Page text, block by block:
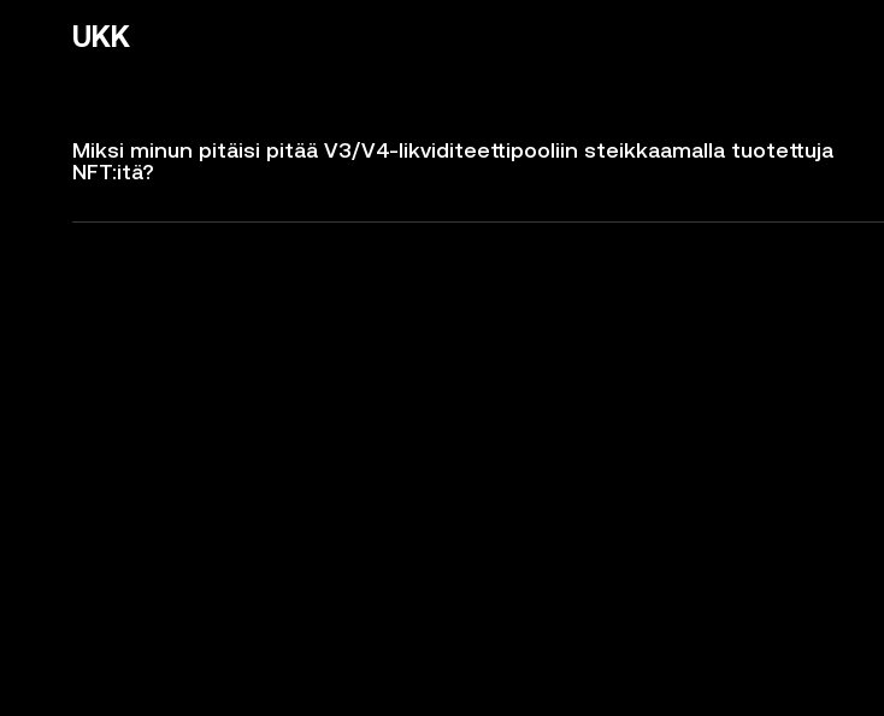
UKK
Miksi minun pitäisi pitää V3/V4-likviditeettipooliin steikkaamalla tuotettuja
NFT:itä?